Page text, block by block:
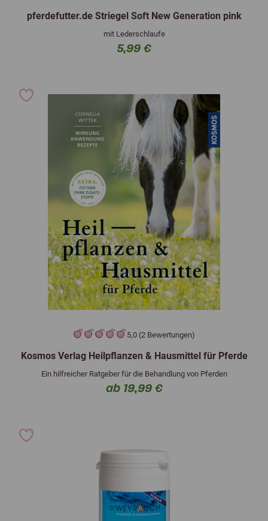
pferdefutter.de Striegel Soft New Generation pink
mit Lederschlaufe
5,99 €
5,0 (2 Bewertungen)
Kosmos Verlag Heilpflanzen & Hausmittel für Pferde
Ein hilfreicher Ratgeber für die Behandlung von Pferden
ab 19,99 €